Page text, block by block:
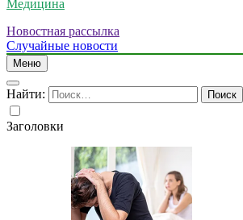
Медицина
Новостная рассылка
Случайные новости
Меню
Найти:
Заголовки